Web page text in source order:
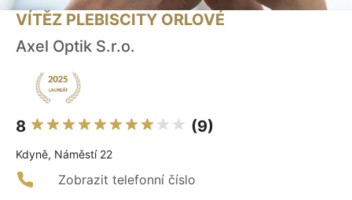
VÍTĚZ PLEBISCITY ORLOVÉ
Axel Optik S.r.o.
8 (9)
Kdyně, Náměstí 22
Zobrazit telefonní číslo